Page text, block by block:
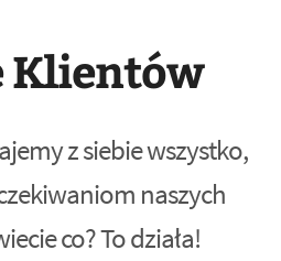
Klientów
z siebie wszystko,
naszych
co? To działa!